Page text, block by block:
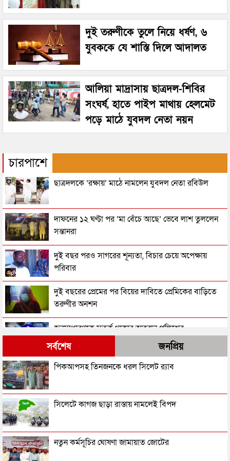
দুই তরুণীকে তুলে নিয়ে ধর্ষণ, ৬
যুবককে যে শাস্তি দিলে আদালত
আলিয়া মাদ্রাসায় ছাত্রদল-শিবির
সংঘর্ষ, হাতে পাইপ মাথায় হেলমেট
পড়ে মাঠে যুবদল নেতা নয়ন
চারপাশে
ছাত্রদলকে ‘রক্ষায়’ মাঠে নামলেন যুবদল নেতা রবিউল
দাফনের ১২ ঘণ্টা পর ‘মা বেঁচে আছে’ ভেবে লাশ তুললেন
সন্তানরা
দুই বছর পরও সাগরের শূন্যতা, বিচার চেয়ে অপেক্ষায়
পরিবার
দুই বছরের প্রেমের পর বিয়ের দাবিতে প্রেমিকের বাড়িতে
তরুণীর অনশন
জনসাধারণকে সতর্ক থাকার আহ্বান পুলিশের
৩ মাসে পুলিশের হাতে গ্রেপ্তার ১ লাখ ৪২ হাজার
ছেলের ছুরি কাঘাতে বাবা-মা খুন
মহিলা আওয়ামী লীগ নেত্রী শিলার মরদেহ উদ্ধার
সর্বশেষ জনপ্রিয়
পিকআপসহ তিনজনকে ধরল সিলেট র‌্যাব
সিলেটে কাগজ ছাড়া রাস্তায় নামলেই বিপদ
নতুন কর্মসূচির ঘোষণা জামায়াত জোটের